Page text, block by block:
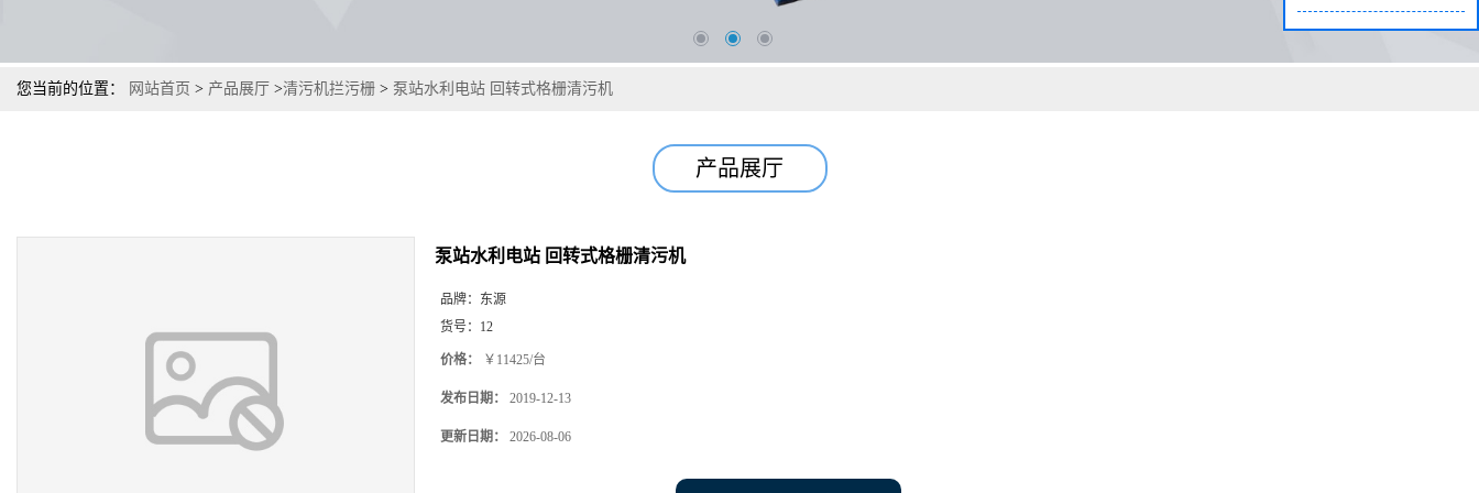
您当前的位置： 网站首页 > 产品展厅 >清污机拦污栅 > 泵站水利电站 回转式格栅清污机
产品展厅
泵站水利电站 回转式格栅清污机
品牌： 东源
货号： 12
价格： ￥11425/台
发布日期： 2019-12-13
更新日期： 2026-08-06